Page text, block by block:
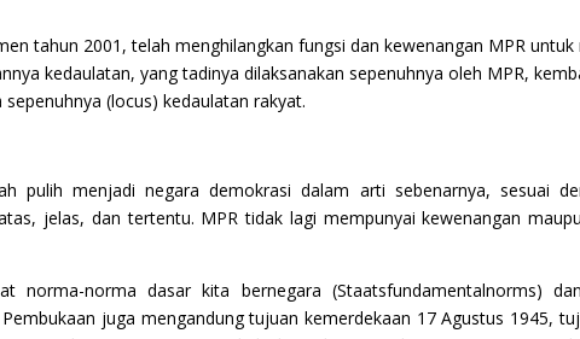
tahun 2001, telah menghilangkan fungsi dan kewenangan MPR
kedaulatan, yang tadinya dilaksanakan sepenuhnya oleh MPR,
(locus) kedaulatan rakyat.
pulih menjadi negara demokrasi dalam arti sebenarnya, sesuai
jelas, dan tertentu. MPR tidak lagi mempunyai kewenangan
norma-norma dasar kita bernegara (Staatsfundamentalnorms)
juga mengandung tujuan kemerdekaan 17 Agustus 1945,